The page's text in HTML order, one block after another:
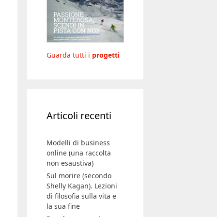
Guarda tutti i progetti
Articoli recenti
Modelli di business
online (una raccolta
non esaustiva)
Sul morire (secondo
Shelly Kagan). Lezioni
di filosofia sulla vita e
la sua fine